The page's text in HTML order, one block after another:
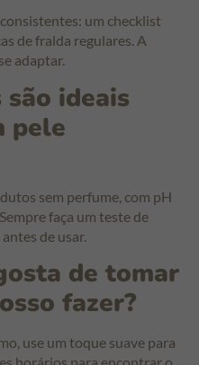
um checklist
de fralda regulares. A
adaptar.
ideais
pele
sem perfume, com pH
faça um teste de
de usar.
de tomar
fazer?
use um toque suave para